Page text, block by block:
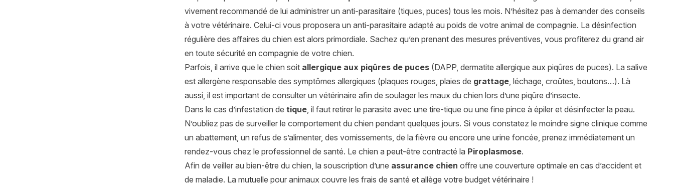
vivement recommandé de lui administrer un anti-parasitaire (tiques, puces) tous les mois. N’hésitez pas à demander des conseils
à votre vétérinaire. Celui-ci vous proposera un anti-parasitaire adapté au poids de votre animal de compagnie. La désinfection
régulière des affaires du chien est alors primordiale. Sachez qu’en prenant des mesures préventives, vous profiterez du grand air
en toute sécurité en compagnie de votre chien.
Parfois, il arrive que le chien soit allergique aux piqûres de puces (DAPP, dermatite allergique aux piqûres de puces). La salive
est allergène responsable des symptômes allergiques (plaques rouges, plaies de grattage, léchage, croûtes, boutons…). Là
aussi, il est important de consulter un vétérinaire afin de soulager les maux du chien lors d’une piqûre d’insecte.
Dans le cas d’infestation de tique, il faut retirer le parasite avec une tire-tique ou une fine pince à épiler et désinfecter la peau.
N’oubliez pas de surveiller le comportement du chien pendant quelques jours. Si vous constatez le moindre signe clinique comme
un abattement, un refus de s’alimenter, des vomissements, de la fièvre ou encore une urine foncée, prenez immédiatement un
rendez-vous chez le professionnel de santé. Le chien a peut-être contracté la Piroplasmose.
Afin de veiller au bien-être du chien, la souscription d’une assurance chien offre une couverture optimale en cas d’accident et
de maladie. La mutuelle pour animaux couvre les frais de santé et allège votre budget vétérinaire !